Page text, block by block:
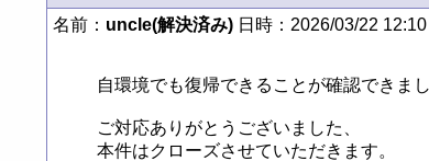
名前： uncle(解決済み)日時：2026/03/22 12:10
自環境でも復帰できることが確認できま
ご対応ありがとうございました、
本件はクローズさせていただきます。